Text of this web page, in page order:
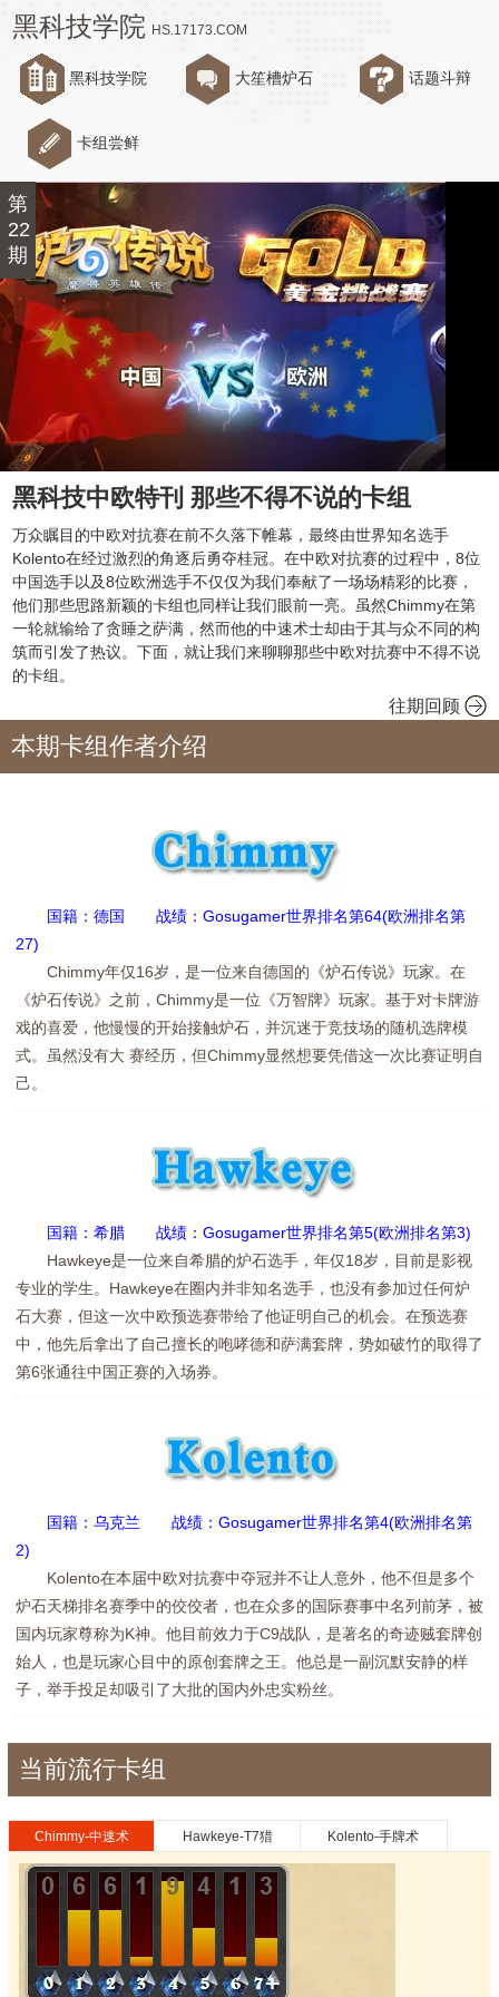
黑科技学院 HS.17173.COM
黑科技学院 大笙槽炉石 话题斗辩
卡组尝鲜
第
22
期
黑科技中欧特刊 那些不得不说的卡组
万众瞩目的中欧对抗赛在前不久落下帷幕，最终由世界知名选手
Kolento在经过激烈的角逐后勇夺桂冠。在中欧对抗赛的过程中，8位
中国选手以及8位欧洲选手不仅仅为我们奉献了一场场精彩的比赛，
他们那些思路新颖的卡组也同样让我们眼前一亮。虽然Chimmy在第
一轮就输给了贪睡之萨满，然而他的中速术士却由于其与众不同的构
筑而引发了热议。下面，就让我们来聊聊那些中欧对抗赛中不得不说
的卡组。
往期回顾
本期卡组作者介绍
国籍：德国 战绩：Gosugamer世界排名第64(欧洲排名第
27)
Chimmy年仅16岁，是一位来自德国的《炉石传说》玩家。在
《炉石传说》之前，Chimmy是一位《万智牌》玩家。基于对卡牌游
戏的喜爱，他慢慢的开始接触炉石，并沉迷于竞技场的随机选牌模
式。虽然没有大 赛经历，但Chimmy显然想要凭借这一次比赛证明自
己。
国籍：希腊 战绩：Gosugamer世界排名第5(欧洲排名第3)
Hawkeye是一位来自希腊的炉石选手，年仅18岁，目前是影视
专业的学生。Hawkeye在圈内并非知名选手，也没有参加过任何炉
石大赛，但这一次中欧预选赛带给了他证明自己的机会。在预选赛
中，他先后拿出了自己擅长的咆哮德和萨满套牌，势如破竹的取得了
第6张通往中国正赛的入场券。
国籍：乌克兰 战绩：Gosugamer世界排名第4(欧洲排名第
2)
Kolento在本届中欧对抗赛中夺冠并不让人意外，他不但是多个
炉石天梯排名赛季中的佼佼者，也在众多的国际赛事中名列前茅，被
国内玩家尊称为K神。他目前效力于C9战队，是著名的奇迹贼套牌创
始人，也是玩家心目中的原创套牌之王。他总是一副沉默安静的样
子，举手投足却吸引了大批的国内外忠实粉丝。
当前流行卡组
Chimmy-中速术 Hawkeye-T7猎 Kolento-手牌术